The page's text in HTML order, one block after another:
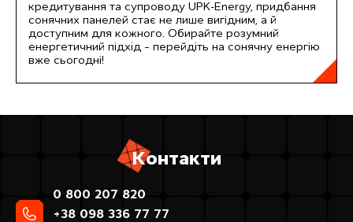
кредитування та супроводу UPK-Energy, придбання
сонячних панелей стає не лише вигідним, а й
доступним для кожного. Обирайте розумний
енергетичний підхід – перейдіть на сонячну енергію
вже сьогодні!
Контакти
0 800 207 820
+38 098 336 77 77